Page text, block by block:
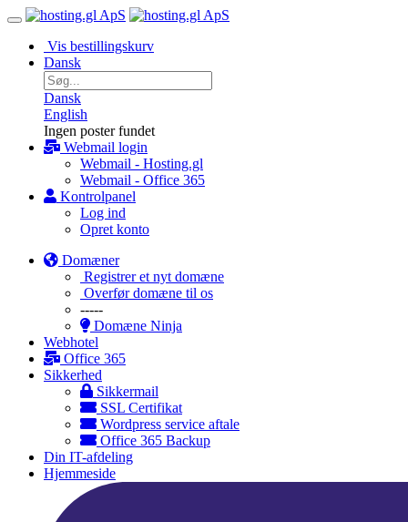
Vis bestillingskurv
Dansk
Dansk
English
Ingen poster fundet
Webmail login
Webmail - Hosting.gl
Webmail - Office 365
Kontrolpanel
Log ind
Opret konto
Domæner
Registrer et nyt domæne
Overfør domæne til os
-----
Domæne Ninja
Webhotel
Office 365
Sikkerhed
Sikkermail
SSL Certifikat
Wordpress service aftale
Office 365 Backup
Din IT-afdeling
Hjemmeside